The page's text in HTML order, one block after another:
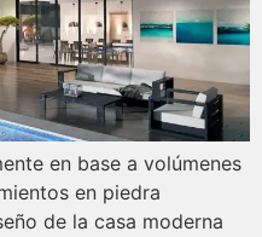
en base a volúmenes
en piedra
de la casa moderna